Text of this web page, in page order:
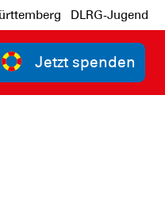
DLRG-Jugend
Jetzt spenden